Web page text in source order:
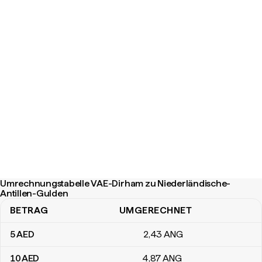
Umrechnungstabelle VAE-Dirham zu Niederländische-
Antillen-Gulden
Umrechnungstabelle VAE-Dirham zu Niederländische-Antillen-
BETRAG UMGERECHNET
5AED 2,43 ANG
10AED 4,87ANG